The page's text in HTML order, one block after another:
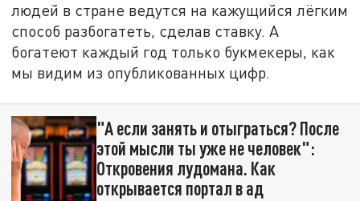
людей в стране ведутся на кажущийся лёгким
способ разбогатеть, сделав ставку. А
богатеют каждый год только букмекеры, как
мы видим из опубликованных цифр.
"А если занять и отыграться? После
этой мысли ты уже не человек":
Откровения лудомана. Как
открывается портал в ад